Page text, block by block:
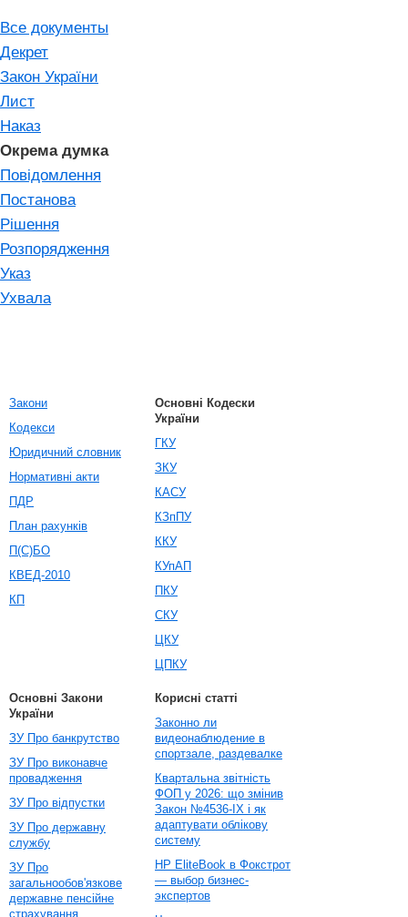
Все документы
Декрет
Закон України
Лист
Наказ
Окрема думка
Повідомлення
Постанова
Рішення
Розпорядження
Указ
Ухвала
Закони
Кодекси
Юридичний словник
Нормативні акти
ПДР
План рахунків
П(С)БО
КВЕД-2010
КП
Основні Кодески
України
ГКУ
ЗКУ
КАСУ
КЗпПУ
ККУ
КУпАП
ПКУ
СКУ
ЦКУ
ЦПКУ
Основні Закони
України
ЗУ Про банкрутство
ЗУ Про виконавче
провадження
ЗУ Про відпустки
ЗУ Про державну
службу
ЗУ Про
загальнообов'язкове
державне пенсійне
страхування
Корисні статті
Законно ли
видеонаблюдение в
спортзале, раздевалке
Квартальна звітність
ФОП у 2026: що змінив
Закон №4536-IX і як
адаптувати облікову
систему
HP EliteBook в Фокстрот
— выбор бизнес-
экспертов